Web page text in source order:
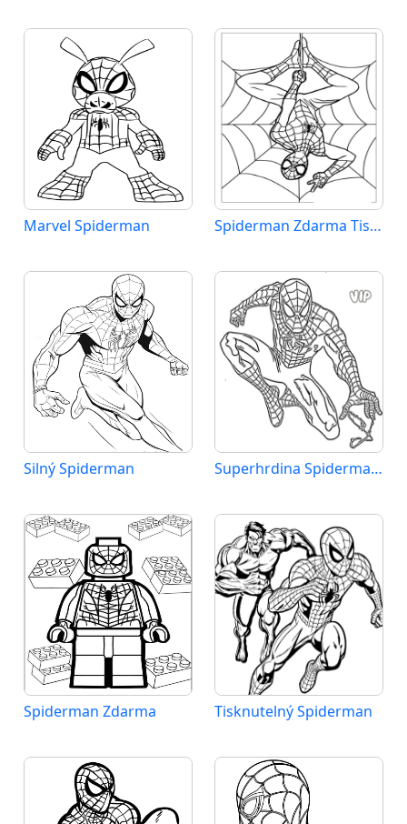
Marvel Spiderman Spiderman Zdarma Tisknutelný
Silný Spiderman Superhrdina Spiderman Marvel
Spiderman Zdarma Tisknutelný Spiderman